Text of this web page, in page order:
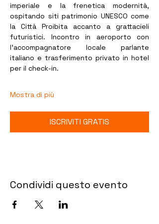
imperiale e la frenetica modernità,
ospitando siti patrimonio UNESCO come
la Città Proibita accanto a grattacieli
futuristici. Incontro in aeroporto con
l’accompagnatore locale parlante
italiano e trasferimento privato in hotel
per il check-in.
Mostra di più
ISCRIVITI GRATIS
Condividi questo evento